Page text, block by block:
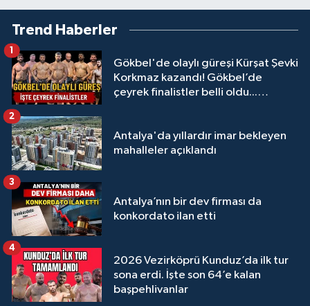
Trend Haberler
Gökbel'de olaylı güreşi Kürşat Şevki
Korkmaz kazandı! Gökbel’de
çeyrek finalistler belli oldu...
1
Antalya'da yıllardır imar bekleyen
mahalleler açıklandı
2
Antalya’nın bir dev firması da
konkordato ilan etti
3
2026 Vezirköprü Kunduz’da ilk tur
sona erdi. İşte son 64’e kalan
başpehlivanlar
4